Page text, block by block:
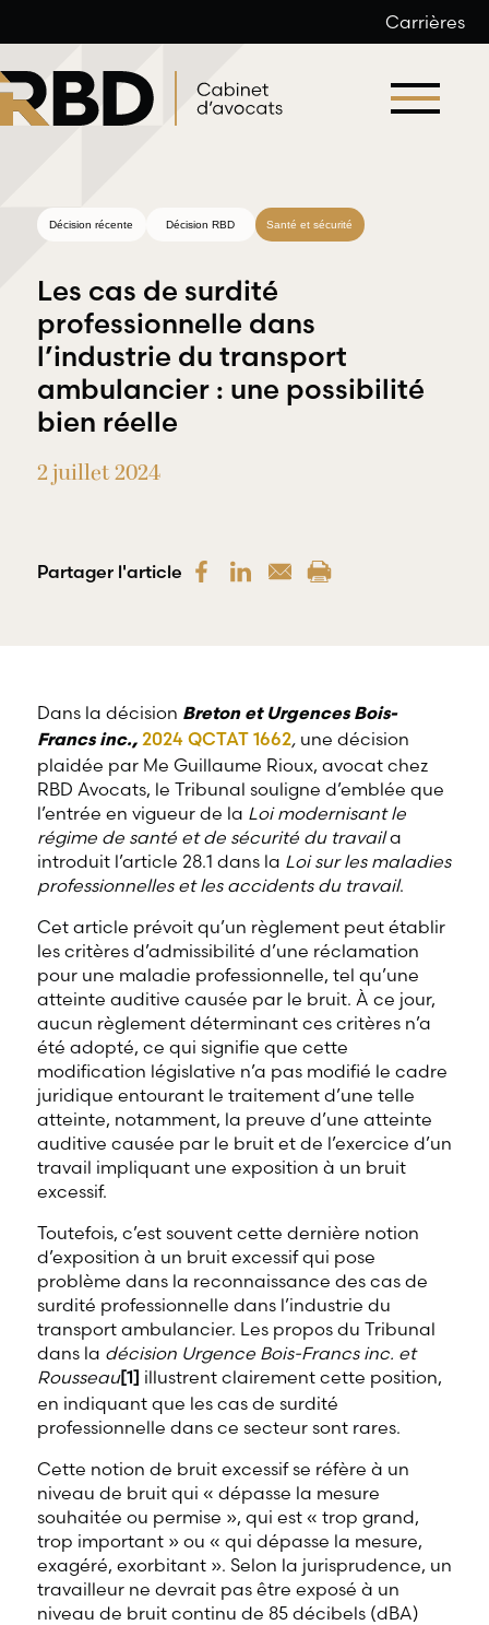
au
contenu
Carrières
Droit du
travail et
de l’emploi
RBD Avocats
professionnels
de l’emploi.
Droit
nécessaires à la
défense de
Décision récente Décision RBD Santé et sécurité
Les cas de surdité
professionnelle dans
l’industrie du transport
ambulancier : une possibilité
bien réelle
2 juillet 2024
Partager l'article
Dans la décision Breton et Urgences Bois-
Francs inc., 2024 QCTAT 1662, une décision
plaidée par Me Guillaume Rioux, avocat chez
RBD Avocats, le Tribunal souligne d’emblée que
l’entrée en vigueur de la Loi modernisant le
régime de santé et de sécurité du travaila
introduit l’article 28.1 dans la Loi sur les maladies
professionnelles et les accidents du travail.
Cet article prévoit qu’un règlement peut établir
les critères d’admissibilité d’une réclamation
pour une maladie professionnelle, tel qu’une
atteinte auditive causée par le bruit. À ce jour,
aucun règlement déterminant ces critères n’a
été adopté, ce qui signifie que cette
modification législative n’a pas modifié le cadre
juridique entourant le traitement d’une telle
atteinte, notamment, la preuve d’une atteinte
auditive causée par le bruit et de l’exercice d’un
travail impliquant une exposition à un bruit
excessif.
Toutefois, c’est souvent cette dernière notion
d’exposition à un bruit excessif qui pose
problème dans la reconnaissance des cas de
surdité professionnelle dans l’industrie du
transport ambulancier. Les propos du Tribunal
dans la décision Urgence Bois-Francs inc. et
Rousseau[1] illustrent clairement cette position,
en indiquant que les cas de surdité
professionnelle dans ce secteur sont rares.
Cette notion de bruit excessif se réfère à un
niveau de bruit qui « dépasse la mesure
souhaitée ou permise », qui est « trop grand,
trop important » ou « qui dépasse la mesure,
exagéré, exorbitant ». Selon la jurisprudence, un
travailleur ne devrait pas être exposé à un
niveau de bruit continu de 85 décibels (dBA)